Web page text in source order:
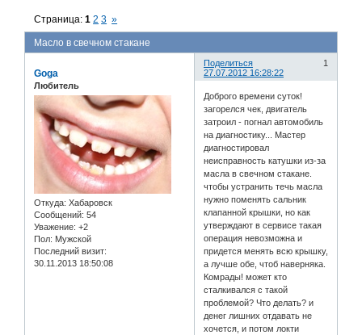
Масло в свечном стакане
Страница:1 2 3 »
Поделиться
1
27.07.2012 16:28:22
Goga
Любитель
Откуда: Хабаровск
Сообщений: 54
Уважение: +2
Пол: Мужской
Последний визит:
30.11.2013 18:50:08
Доброго времени суток!
загорелся чек, двигатель
затроил - погнал автомобиль
на диагностику... Мастер
диагностировал
неисправность катушки из-за
масла в свечном стакане.
чтобы устранить течь масла
нужно поменять сальник
клапанной крышки, но как
утверждают в сервисе такая
операция невозможна и
придется менять всю крышку,
а лучше обе, чтоб наверняка.
Комрады! может кто
сталкивался с такой
проблемой? Что делать? и
денег лишних отдавать не
хочется, и потом локти